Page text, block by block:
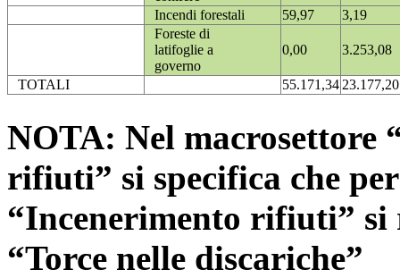
Incendi forestali
59,97
3,19
Foreste di
latifoglie a
governo
0,00 3.253,08
TOTALI 55.171,3423.177,20
NOTA: Nel macrosettore
rifiuti” si specifica che
“Incenerimento rifiuti”
“Torce nelle discariche”